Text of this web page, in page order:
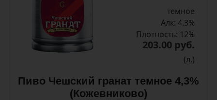
темное
Алк: 4.3%
Плотность: 12%
203.00 руб.
(л.)
Пиво Чешский гранат темное 4,3%
(Кожевниково)